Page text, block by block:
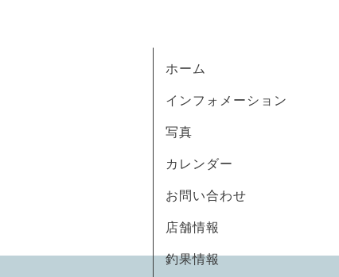
ホーム
インフォメーション
写真
カレンダー
お問い合わせ
店舗情報
釣果情報